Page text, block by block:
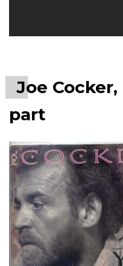
Joe
part